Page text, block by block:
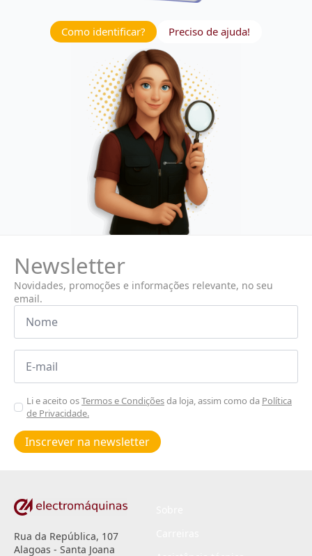
Como identificar? Preciso de ajuda!
Newsletter
Novidades, promoções e informações relevante, no seu
email.
Nome
Email
Aceitar
Poiticas
de
privacidade
Li e aceito osTermos e Condiçõesda loja, assim como da Política
de Privacidade.
Inscrever na newsletter
Rua da República, 107
Alagoas - Santa Joana